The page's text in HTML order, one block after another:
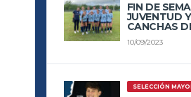
FIN DE
JUVENTUD
CANCHAS
10/09/2023
SELECCIÓN